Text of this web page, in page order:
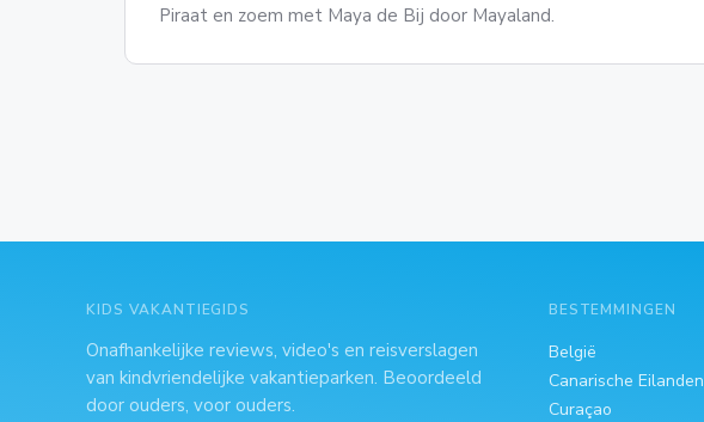
Piraat en zoem met Maya de Bij door Mayaland.
KIDS VAKANTIEGIDS
Onafhankelijke reviews, video's en reisverslagen
van kindvriendelijke vakantieparken. Beoordeeld
door ouders, voor ouders.
BESTEMMINGEN
België
Canarische Eilanden
Curaçao